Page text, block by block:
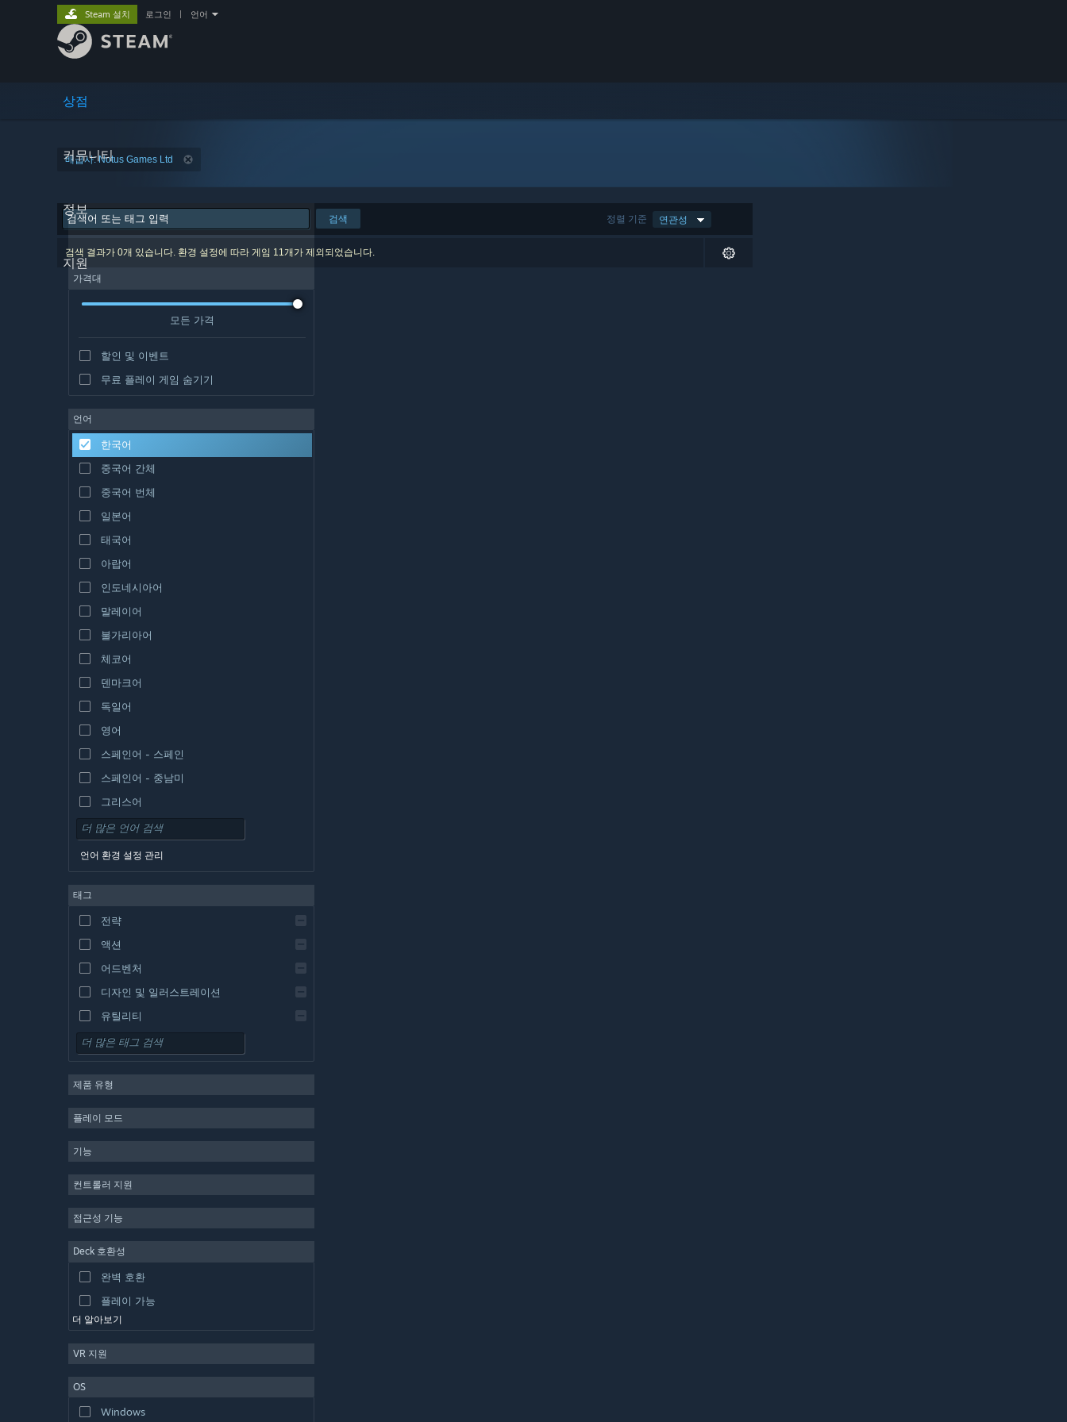
상점
커뮤니티
정보
지원
Steam 설치 로그인 언어
배급사: Notus Games Ltd
정렬 기준 연관성
검색
검색 결과가 0개 있습니다. 환경 설정에 따라 게임 11개가 제외되었습니다.
가격대
모든 가격
할인 및 이벤트
무료 플레이 게임 숨기기
언어
한국어
중국어 간체
중국어 번체
일본어
태국어
아랍어
인도네시아어
말레이어
불가리아어
체코어
덴마크어
독일어
영어
스페인어 - 스페인
스페인어 - 중남미
그리스어
언어 환경 설정 관리
태그
전략
액션
어드벤처
디자인 및 일러스트레이션
유틸리티
무료 플레이
MMO
시뮬레이션
동영상 제작
사진 편집
제품 유형
플레이 모드
기능
컨트롤러 지원
접근성 기능
Deck 호환성
완벽 호환
플레이 가능
더 알아보기
VR 지원
OS
Windows